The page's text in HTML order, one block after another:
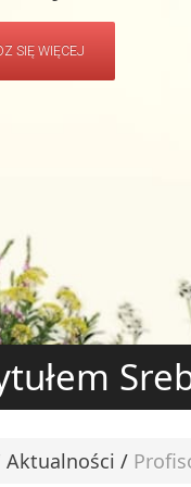
Konsultantów
SIĘ WIĘCEJ
Aktualności /